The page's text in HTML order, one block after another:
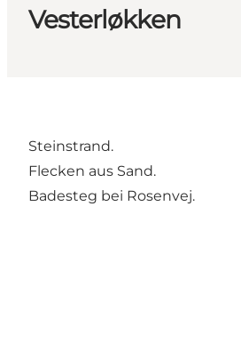
Vesterløkken
Steinstrand.
Flecken aus Sand.
Badesteg bei Rosenvej.